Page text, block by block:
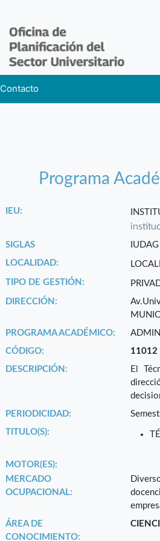
Contacto
Programa
IEU:
SIGLAS
IUDAG
LOCALIDAD:
TIPO DE GESTIÓN:
DIRECCIÓN:
PROGRAMA ACADÉMICO:
CÓDIGO:
11012
DESCRIPCIÓN:
El
PERIODICIDAD:
TITULO(S):
MOTOR(ES):
MERCADO
OCUPACIONAL:
ÁREA DE
CONOCIMIENTO: